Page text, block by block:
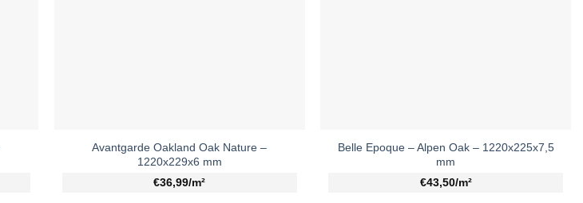
Avantgarde Oakland Oak Nature –
1220x229x6 mm
€36,99/m²
Belle Epoque – Alpen Oak – 1220x225x7,5
mm
€43,50/m²